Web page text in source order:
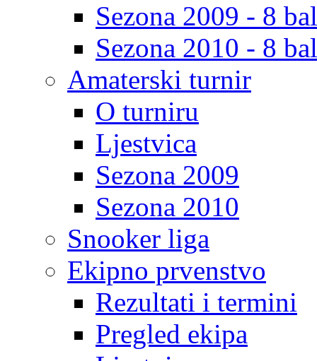
Sezona 2009 - 8
Sezona 2010 - 8
Amaterski turnir
O turniru
Ljestvica
Sezona 2009
Sezona 2010
Snooker liga
Ekipno prvenstvo
Rezultati i termini
Pregled ekipa